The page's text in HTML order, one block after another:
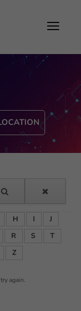
H I
J
R S
T
Z
again.